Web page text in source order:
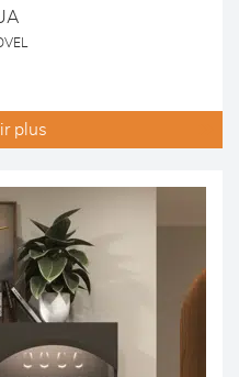
plus